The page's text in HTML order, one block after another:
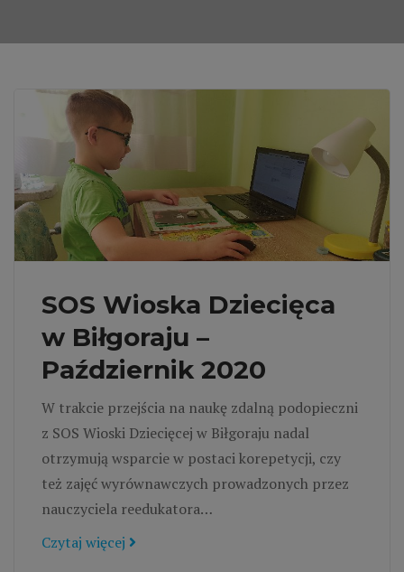
SOS Wioska Dziecięca
w Biłgoraju –
Październik 2020
W trakcie przejścia na naukę zdalną podopieczni
z SOS Wioski Dziecięcej w Biłgoraju nadal
otrzymują wsparcie w postaci korepetycji, czy
też zajęć wyrównawczych prowadzonych przez
nauczyciela reedukatora…
Czytaj więcej